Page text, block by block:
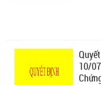
10/